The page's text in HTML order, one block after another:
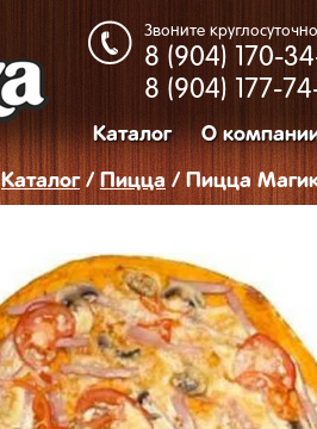
Звоните
8 (904) 170-
8 (904) 177-
Каталог О
Каталог/ Пицца / Пицца